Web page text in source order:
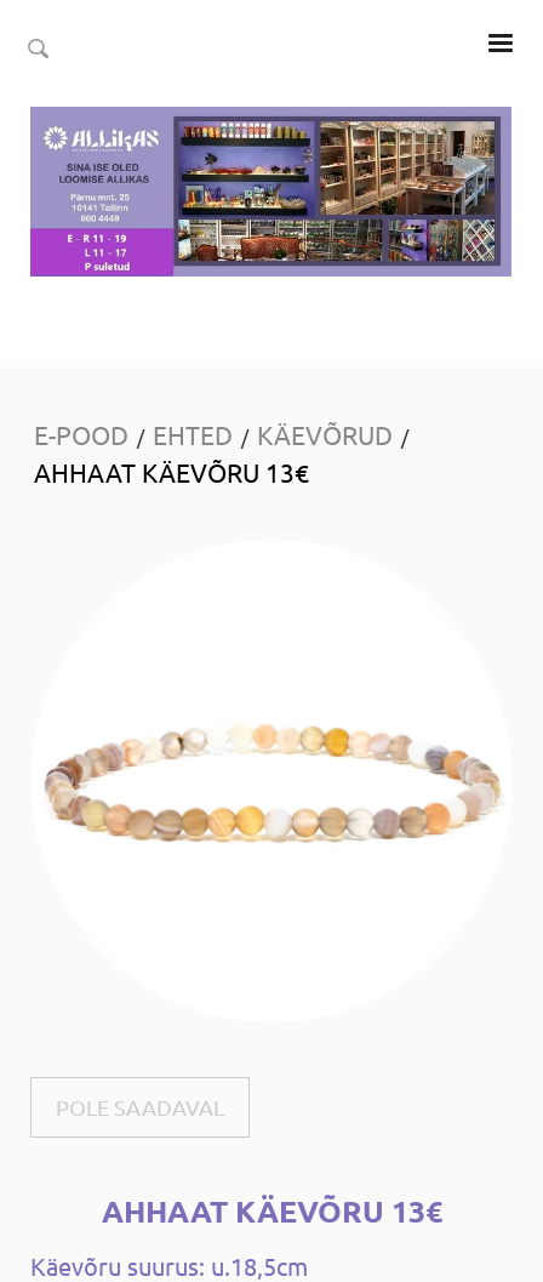
E-POOD / EHTED / KÄEVÕRUD /
AHHAAT KÄEVÕRU 13€
POLE SAADAVAL
AHHAAT KÄEVÕRU 13€
Käevõru suurus: u.18,5cm